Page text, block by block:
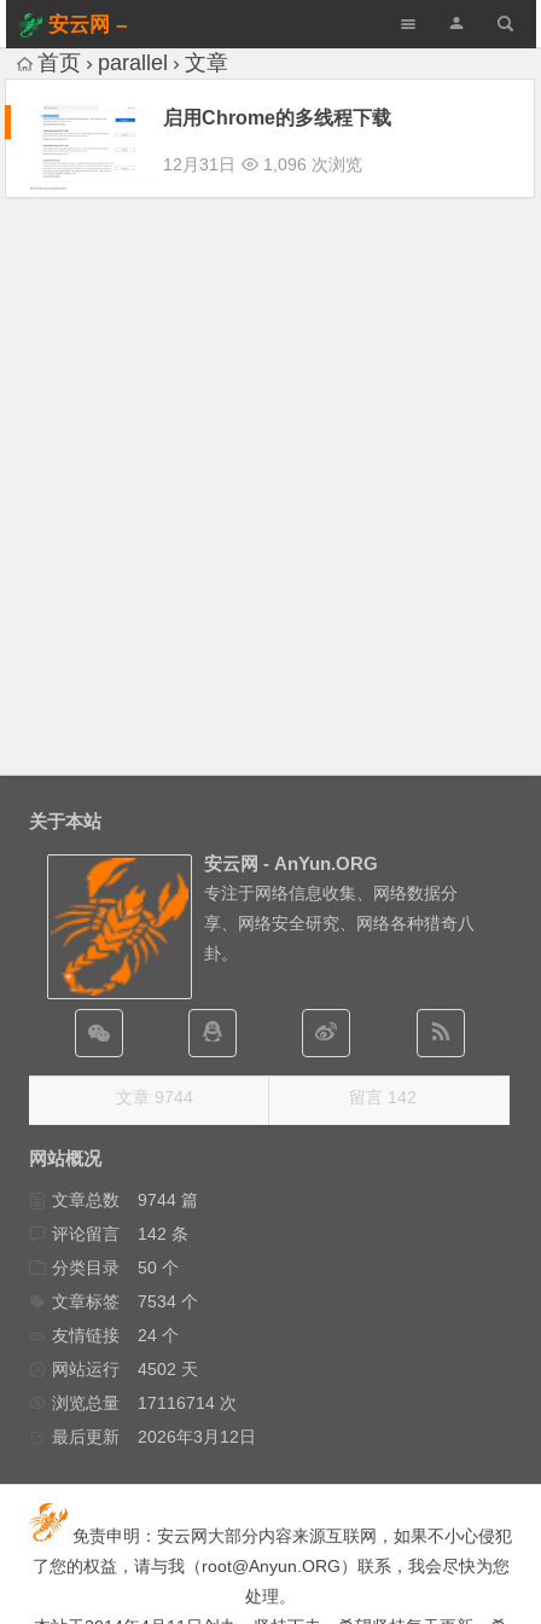
安云网 –
AnYun.ORG
首页 parallel 文章
启用Chrome的多线程下载
12月31日 1,096 次浏览
关于本站
安云网 - AnYun.ORG
专注于网络信息收集、网络数据分
享、网络安全研究、网络各种猎奇八
卦。
文章 9744 留言 142
网站概况
文章总数
9744 篇
评论留言
142 条
分类目录
50 个
文章标签
7534 个
友情链接
24 个
网站运行
4502 天
浏览总量
17116714 次
最后更新
2026年3月12日
免责申明：安云网大部分内容来源互联网，如果不小心侵犯
了您的权益，请与我（root@Anyun.ORG）联系，我会尽快为您
处理。